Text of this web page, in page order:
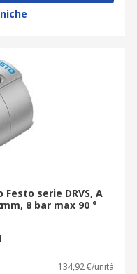
serie DRVS, A
8 bar max 90 °
134,92 €/unità